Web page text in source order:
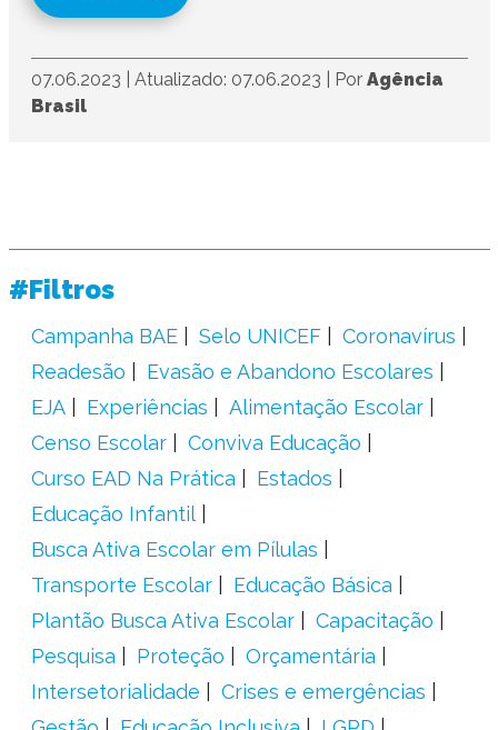
07.06.2023 Atualizado: 07.06.2023 Por Agência
Brasil
#Filtros
Campanha BAE Selo UNICEF
Coronavírus
Readesão
Evasão e Abandono Escolares
EJA
Experiências
Alimentação Escolar
Censo Escolar
Conviva Educação
Curso EAD Na Prática
Estados
Educação Infantil
Busca Ativa Escolar em Pílulas
Transporte Escolar
Educação Básica
Plantão Busca Ativa Escolar
Capacitação
Pesquisa
Proteção
Orçamentária
Intersetorialidade
Crises e emergências